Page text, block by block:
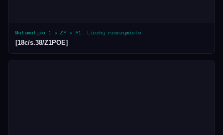
Matematyka 1 › ZP › R1. Liczby rzeczywiste
[18c/s.38/Z1POE]